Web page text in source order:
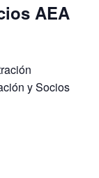
AEA
y Socios